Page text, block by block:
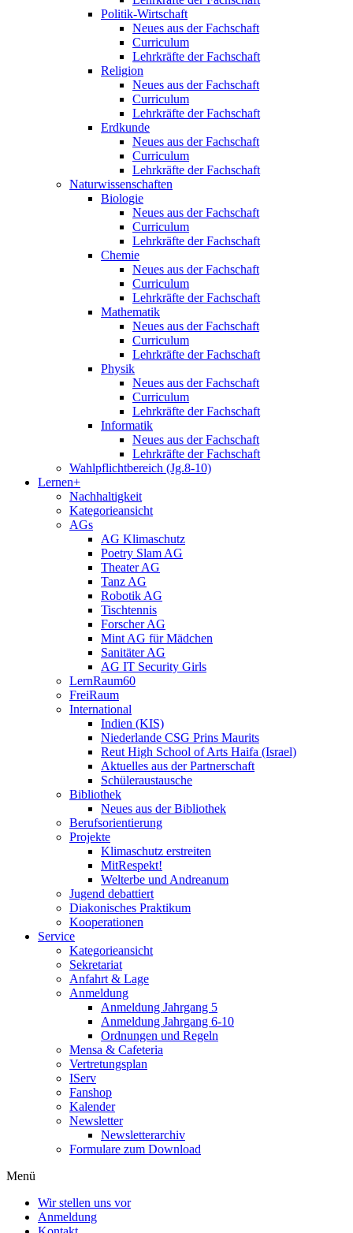
Politik-Wirtschaft
Neues aus der Fachschaft
Curriculum
Lehrkräfte der Fachschaft
Religion
Neues aus der Fachschaft
Curriculum
Lehrkräfte der Fachschaft
Erdkunde
Neues aus der Fachschaft
Curriculum
Lehrkräfte der Fachschaft
Naturwissenschaften
Biologie
Neues aus der Fachschaft
Curriculum
Lehrkräfte der Fachschaft
Chemie
Neues aus der Fachschaft
Curriculum
Lehrkräfte der Fachschaft
Mathematik
Neues aus der Fachschaft
Curriculum
Lehrkräfte der Fachschaft
Physik
Neues aus der Fachschaft
Curriculum
Lehrkräfte der Fachschaft
Informatik
Neues aus der Fachschaft
Lehrkräfte der Fachschaft
Wahlpflichtbereich (Jg.8-10)
Lernen+
Nachhaltigkeit
Kategorieansicht
AGs
AG Klimaschutz
Poetry Slam AG
Theater AG
Tanz AG
Robotik AG
Tischtennis
Forscher AG
Mint AG für Mädchen
Sanitäter AG
AG IT Security Girls
LernRaum60
FreiRaum
International
Indien (KIS)
Niederlande CSG Prins Maurits
Reut High School of Arts Haifa (Israel)
Aktuelles aus der Partnerschaft
Schüleraustausche
Bibliothek
Neues aus der Bibliothek
Berufsorientierung
Projekte
Klimaschutz erstreiten
MitRespekt!
Welterbe und Andreanum
Jugend debattiert
Diakonisches Praktikum
Kooperationen
Service
Kategorieansicht
Sekretariat
Anfahrt & Lage
Anmeldung
Anmeldung Jahrgang 5
Anmeldung Jahrgang 6-10
Ordnungen und Regeln
Mensa & Cafeteria
Vertretungsplan
IServ
Fanshop
Kalender
Newsletter
Newsletterarchiv
Formulare zum Download
Menü
Wir stellen uns vor
Anmeldung